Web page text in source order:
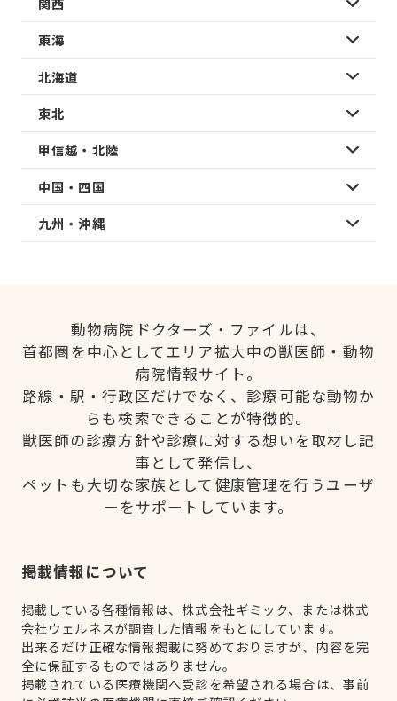
東海
北海道
東北
甲信越・北陸
中国・四国
九州・沖縄
動物病院ドクターズ・ファイルは、
首都圏を中心としてエリア拡大中の獣医師・動物
病院情報サイト。
路線・駅・行政区だけでなく、診療可能な動物か
らも検索できることが特徴的。
獣医師の診療方針や診療に対する想いを取材し記
事として発信し、
ペットも大切な家族として健康管理を行うユーザ
ーをサポートしています。
掲載情報について
掲載している各種情報は、株式会社ギミック、または株式
会社ウェルネスが調査した情報をもとにしています。
出来るだけ正確な情報掲載に努めておりますが、内容を完
全に保証するものではありません。
掲載されている医療機関へ受診を希望される場合は、事前